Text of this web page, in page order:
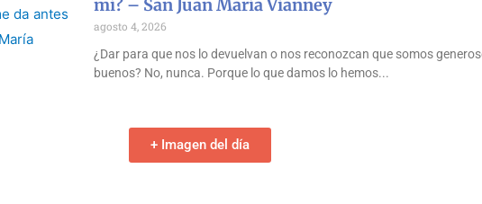
mí? – San Juan María Vianney
agosto 4, 2026
¿Dar para que nos lo devuelvan o nos reconozcan que somos
buenos? No, nunca. Porque lo que damos lo hemos
+ Imagen del día